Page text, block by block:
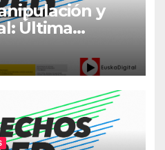
y
Última